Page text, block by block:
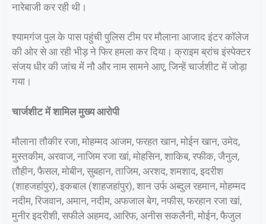
नारेबाजी कर रही थी।
श्यामगंज पुल के पास पहुंची पुलिस टीम पर मौलाना आजाद इंटर कॉलेज
की ओर से आ रही भीड़ ने फिर हमला कर दिया। क्राइम ब्रांच इंस्पेक्टर
संजय धीर की जांच में नौ और नाम सामने आए, जिन्हें चार्जशीट में जोड़ा
गया।
चार्जशीट में शामिल मुख्य आरोपी
मौलाना तौकीर रजा, मोहम्मद आजम, फरहत खान, मोईन खान, उमेद,
मुस्तकीम, अरवाज, नाजिम रजा खां, मोहसिन, शाकिब, रफीक, जैनुल,
तौहीन, फैसल, मोबीन, सुबहान, ताजिम, अरशद, शमशाद, इदरीश
(शाहजहांपुर), इकबाल (शाहजहांपुर), शान उर्फ अब्दुल रहमान, मोहम्मद
नदीम, रिजवान, अमान, नदीम, अफजाल बेग, नफीस, फरहान रजा खां,
मुनीर इदरीशी, सफीले अहमद, आरिफ, अनीस सकलैनी, मोईन, फैजुल